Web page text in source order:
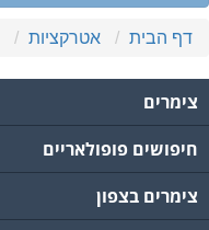
דף הבית אטרקציות
צימרים
חיפושים פופולאריים
צימרים בצפון